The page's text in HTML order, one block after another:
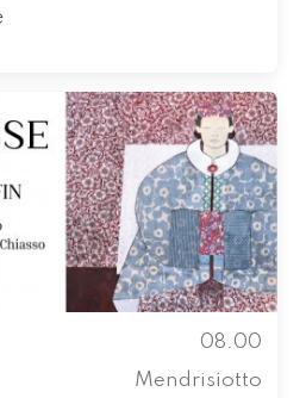
08.00
Mendrisiotto